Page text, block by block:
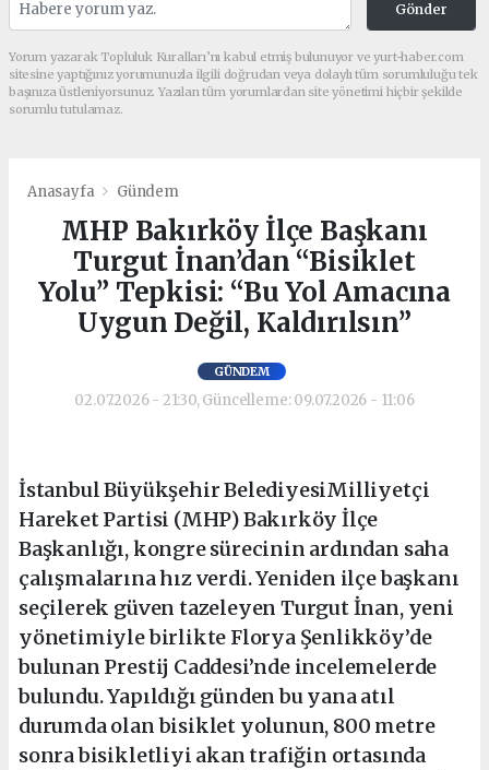
Gönder
Yorum yazarak Topluluk Kuralları’nı kabul etmiş bulunuyor ve yurt-haber.com
sitesine yaptığınız yorumunuzla ilgili doğrudan veya dolaylı tüm sorumluluğu tek
başınıza üstleniyorsunuz. Yazılan tüm yorumlardan site yönetimi hiçbir şekilde
sorumlu tutulamaz.
Anasayfa Gündem
MHP Bakırköy İlçe Başkanı
Turgut İnan’dan “Bisiklet
Yolu” Tepkisi: “Bu Yol Amacına
Uygun Değil, Kaldırılsın”
GÜNDEM
02.07.2026 - 21:30, Güncelleme: 09.07.2026 - 11:06
İstanbul Büyükşehir BelediyesiMilliyetçi
Hareket Partisi (MHP) Bakırköy İlçe
Başkanlığı, kongre sürecinin ardından saha
çalışmalarına hız verdi. Yeniden ilçe başkanı
seçilerek güven tazeleyen Turgut İnan, yeni
yönetimiyle birlikte Florya Şenlikköy’de
bulunan Prestij Caddesi’nde incelemelerde
bulundu. Yapıldığı günden bu yana atıl
durumda olan bisiklet yolunun, 800 metre
sonra bisikletliyi akan trafiğin ortasında